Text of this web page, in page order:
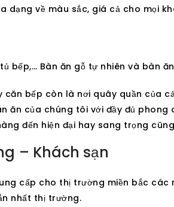
dạng về màu sắc, giá cả cho mọi
bếp,… Bàn ăn gỗ tự nhiên và bàn
căn bếp còn là nơi quây quần của
ăn của chúng tôi với đầy đủ
đến hiện đại hay sang trọng
– Khách sạn
cấp cho thị trường miền bắc
nhất thị trường.